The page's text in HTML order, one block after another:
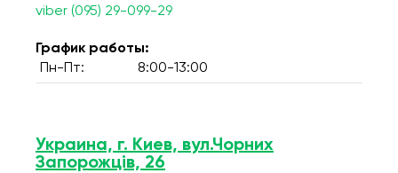
viber (095) 29-099-29
График работы:
Пн-Пт:
8:00-13:00
Украина, г. Киев, вул.Чорних
Запорожців, 26